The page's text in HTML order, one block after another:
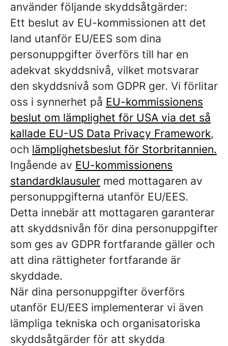
använder följande skyddsåtgärder:
Ett beslut av EU-kommissionen att det
land utanför EU/EES som dina
personuppgifter överförs till har en
adekvat skyddsnivå, vilket motsvarar
den skyddsnivå som GDPR ger. Vi förlitar
oss i synnerhet på EU-kommissionens
beslut om lämplighet för USA via det så
kallade EU-US Data Privacy Framework,
och lämplighetsbeslut för Storbritannien.
Ingående av EU-kommissionens
standardklausuler med mottagaren av
personuppgifterna utanför EU/EES.
Detta innebär att mottagaren garanterar
att skyddsnivån för dina personuppgifter
som ges av GDPR fortfarande gäller och
att dina rättigheter fortfarande är
skyddade.
När dina personuppgifter överförs
utanför EU/EES implementerar vi även
lämpliga tekniska och organisatoriska
skyddsåtgärder för att skydda